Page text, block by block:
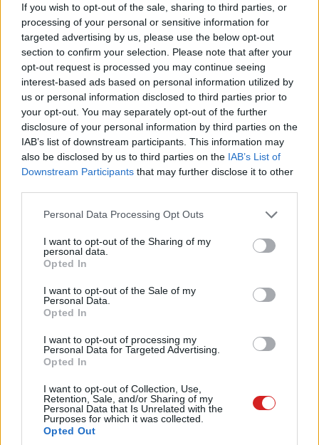
If you wish to opt-out of the sale, sharing to third parties, or
processing of your personal or sensitive information for
targeted advertising by us, please use the below opt-out
section to confirm your selection. Please note that after your
opt-out request is processed you may continue seeing
interest-based ads based on personal information utilized by
us or personal information disclosed to third parties prior to
your opt-out. You may separately opt-out of the further
disclosure of your personal information by third parties on the
IAB’s list of downstream participants. This information may
also be disclosed by us to third parties on the IAB’s List of
Downstream Participants that may further disclose it to other
Please note that this website/app uses one or more Google
not limited to your visit or usage behaviour. You may click to
grant or deny consent to Google and its third-party tags to
use your data for below specified purposes in below Google
consent section.
Personal Data Processing Opt Outs
I want to opt-out of the Sharing of my
personal data.
Opted In
I want to opt-out of the Sale of my
Personal Data.
Opted In
I want to opt-out of processing my
Personal Data for Targeted Advertising.
Opted In
I want to opt-out of Collection, Use,
Retention, Sale, and/or Sharing of my
Personal Data that Is Unrelated with the
Purposes for which it was collected.
Opted Out
megfelelően, az eddigi tarifahasználati statisztikák és a
várható trendek alapján állította össze a Telenor,
igazodva a folyamatosan változó mobilhasználati
szokásokhoz. A klasszikus tarifaelemek - a hanghívás, az
SMS és a mobiladat - mellett az új csomagok külön díj
nélkül biztosítanak szórakoztató szolgáltatásokat, azaz
mobiltévézést, és zenei streamingre használható
adatjegyet. A Telenor Blue a határokat átlépve az EU
országokban is hazai hívás-, SMS- és adatforgalmi
díjakat biztosít.
A korlátlan MyTV adatforgalom a tarifa alapvető része
"Ügyfeleink visszajelzései és mobilhasználati szokásai
alapján egyértelmű trend a digitális szolgáltatások
előretörése, ezért megújult díjcsomagjaink mindegyike
tarifaportfólió átalakításakor nem csak az volt fontos
szempont, hogy rugalmasan reagáljunk a folyamatosan
kényelmes és komplex, az ügyfeleink számára átlátható,
és a piacon lévő más lehetőségekkel könnyen
összehasonlítható ajánlatokat biztosítsunk"